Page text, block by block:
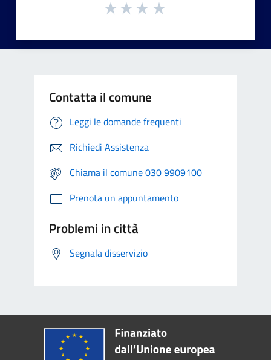
Contatta il comune
Leggi le domande frequenti
Richiedi Assistenza
Chiama il comune 030 9909100
Prenota un appuntamento
Problemi in città
Segnala disservizio